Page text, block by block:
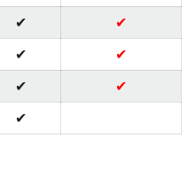
✔
✔
✔
✔
✔
✔
✔